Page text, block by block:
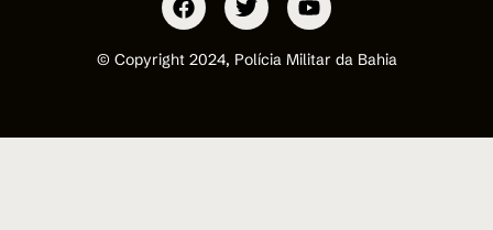
© Copyright 2024, Polícia Militar da Bahia